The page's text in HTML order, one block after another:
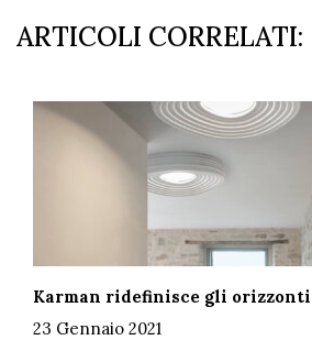
ARTICOLI CORRELATI:
Karman ridefinisce gli
23 Gennaio 2021